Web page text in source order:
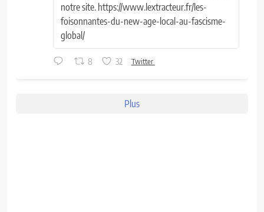
notre site. https://www.lextracteur.fr/les-
foisonnantes-du-new-age-local-au-fascisme-
global/
8 32 Twitter
Plus